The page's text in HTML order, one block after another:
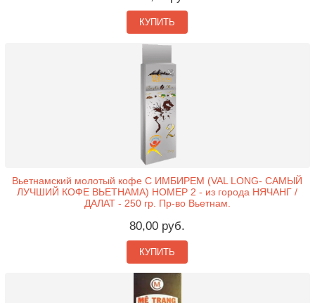
КУПИТЬ
Вьетнамский молотый кофе С ИМБИРЕМ (VAL LONG- САМЫЙ
ЛУЧШИЙ КОФЕ ВЬЕТНАМА) НОМЕР 2 - из города НЯЧАНГ /
ДАЛАТ - 250 гр. Пр-во Вьетнам.
80,00 руб.
КУПИТЬ